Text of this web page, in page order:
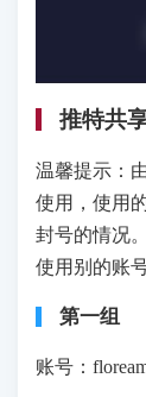
推特共
温馨提示：
使用，使用
封号的情况
使用别的账
第一组
账号：